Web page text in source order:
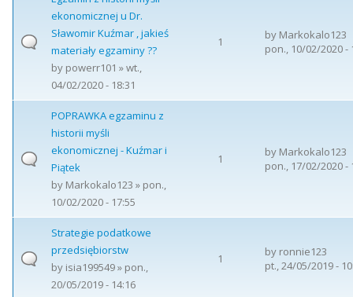
ekonomicznej u Dr.
Sławomir Kuźmar , jakieś
materiały egzaminy ??
by powerr101 » wt.,
04/02/2020 - 18:31
1 by Markokalo123
pon., 10/02/2020 -
POPRAWKA egzaminu z
historii myśli
ekonomicznej - Kuźmar i
Piątek
by Markokalo123 » pon.,
10/02/2020 - 17:55
1 by Markokalo123
pon., 17/02/2020 -
Strategie podatkowe
przedsiębiorstw
by isia199549» pon.,
20/05/2019 - 14:16
1 by ronnie123
pt., 24/05/2019 -